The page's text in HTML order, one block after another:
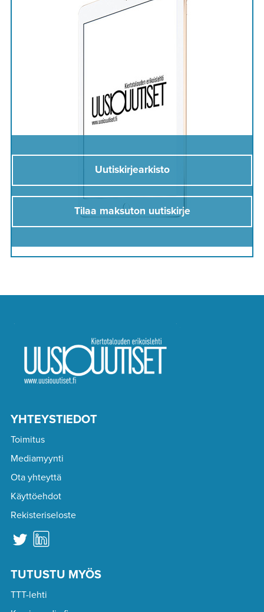
Uutiskirjearkisto
Tilaa maksuton uutiskirje
YHTEYSTIEDOT
Toimitus
Mediamyynti
Ota yhteyttä
Käyttöehdot
Rekisteriseloste
TUTUSTU MYÖS
TTT-lehti